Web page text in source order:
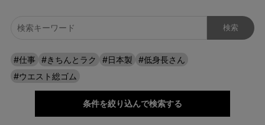
#仕事 #きちんとラク #日本製
#低身長さん
#ウエスト総ゴム
条件を絞り込んで検索する